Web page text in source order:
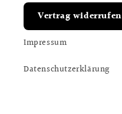
Vertrag widerrufen
Impressum
Datenschutzerklärung